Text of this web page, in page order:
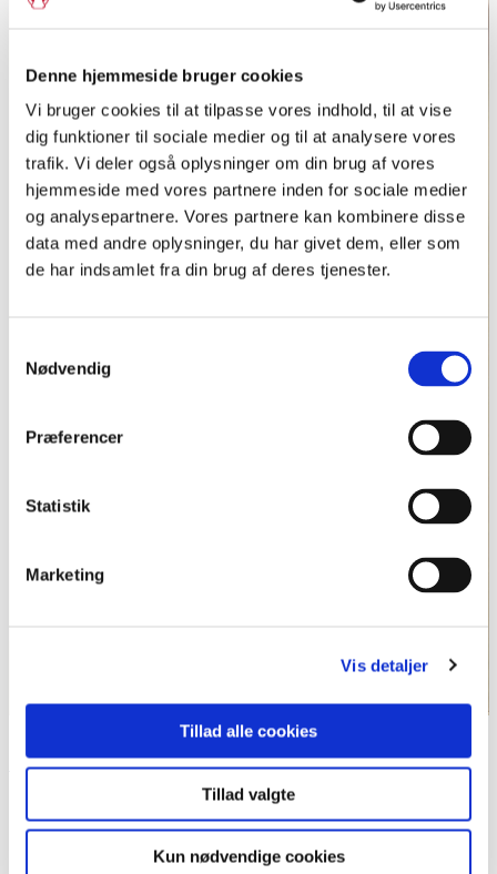
Denne hjemmeside bruger cookies
Vi bruger cookies til at tilpasse vores indhold, til at vise
dig funktioner til sociale medier og til at analysere vores
trafik. Vi deler også oplysninger om din brug af vores
hjemmeside med vores partnere inden for sociale medier
og analysepartnere. Vores partnere kan kombinere disse
data med andre oplysninger, du har givet dem, eller som
de har indsamlet fra din brug af deres tjenester.
Nødvendig
Præferencer
Statistik
Marketing
Vis detaljer
Tillad alle cookies
Tillad valgte
Kun nødvendige cookies
Medlemsbevis til Landeværnet, 1927.
Nationalmuseet. Foto: Mette Humle Jørgensen.